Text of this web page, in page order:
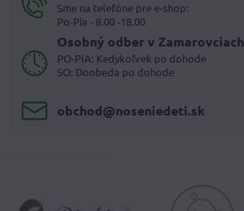
Sme na telefóne pre e-shop:
Po-Pia - 8.00 -18.00
Osobný odber v Zamarovciach
PO-PIA: Kedykoľvek po dohode
SO: Doobeda po dohode
obchod​@noseniedeti​.sk